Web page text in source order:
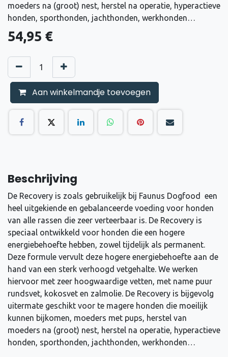
moeders na (groot) nest, herstel na operatie, hyperactieve
honden, sporthonden, jachthonden, werkhonden…
54,95 €
Aan winkelmandje toevoegen
Beschrijving
De Recovery is zoals gebruikelijk bij Faunus Dogfood een
heel uitgekiende en gebalanceerde voeding voor honden
van alle rassen die zeer verteerbaar is. De Recovery is
speciaal ontwikkeld voor honden die een hogere
energiebehoefte hebben, zowel tijdelijk als permanent.
Deze formule vervult deze hogere energiebehoefte aan de
hand van een sterk verhoogd vetgehalte. We werken
hiervoor met zeer hoogwaardige vetten, met name puur
rundsvet, kokosvet en zalmolie. De Recovery is bijgevolg
uitermate geschikt voor te magere honden die moeilijk
kunnen bijkomen, moeders met pups, herstel van
moeders na (groot) nest, herstel na operatie, hyperactieve
honden, sporthonden, jachthonden, werkhonden…